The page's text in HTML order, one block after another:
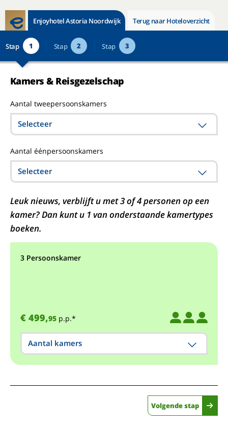
Enjoyhotel Astoria Noordwijk Terug naar Hoteloverzicht
Stap 1 Stap 2 Stap 3
Kamers & Reisgezelschap
Aantal tweepersoonskamers
Selecteer
Aantal éénpersoonskamers
Selecteer
Leuk nieuws, verblijft u met 3 of 4 personen op een
kamer? Dan kunt u 1 van onderstaande kamertypes
boeken.
3 Persoonskamer
€ 499,95 p.p.*
Aantal kamers
Volgende stap